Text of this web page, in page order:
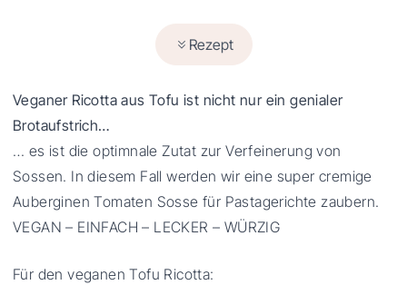
Rezept
Veganer Ricotta aus Tofu ist nicht nur ein genialer
Brotaufstrich…
… es ist die optimnale Zutat zur Verfeinerung von
Sossen. In diesem Fall werden wir eine super cremige
Auberginen Tomaten Sosse für Pastagerichte zaubern.
VEGAN – EINFACH – LECKER – WÜRZIG
Für den veganen Tofu Ricotta: